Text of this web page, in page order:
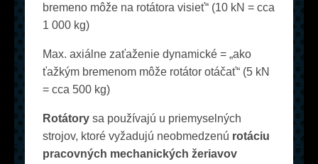
bremeno môže na rotátora visieť“ (10 kN = cca
1 000 kg)
Max. axiálne zaťaženie dynamické = „ako
ťažkým bremenom môže rotátor otáčať“ (5 kN
= cca 500 kg)
Rotátory sa používajú u priemyselných
strojov, ktoré vyžadujú neobmedzenú rotáciu
pracovných mechanických žeriavov